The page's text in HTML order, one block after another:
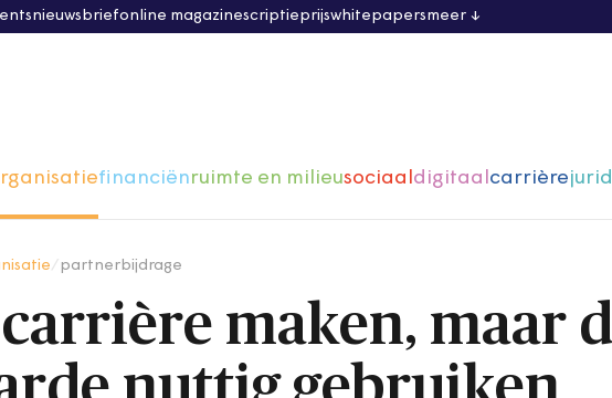
nieuwsbriefonline magazinescriptieprijswhitepapersmeer
financiënruimte en milieusociaaldigitaalcarrière
partnerbijdrage
maken, maar